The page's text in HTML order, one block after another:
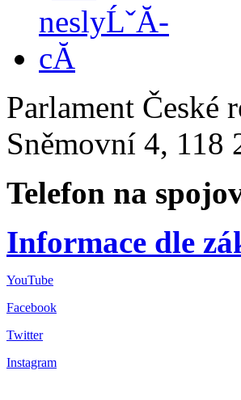
Parlament České
Sněmovní 4, 118
Telefon na
Informace dle
YouTube
Facebook
Twitter
Instagram